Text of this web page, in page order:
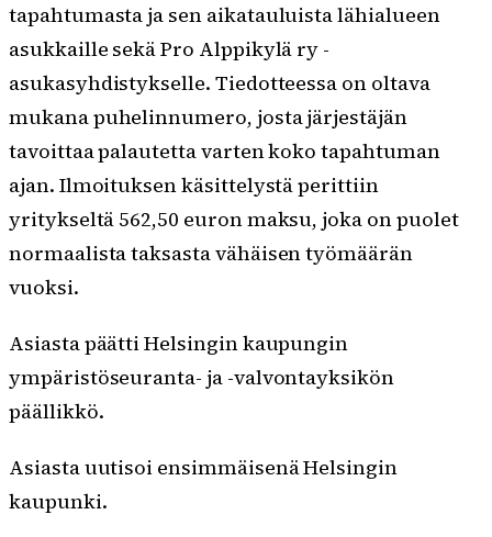
tapahtumasta ja sen aikatauluista lähialueen
asukkaille sekä Pro Alppikylä ry -
asukasyhdistykselle. Tiedotteessa on oltava
mukana puhelinnumero, josta järjestäjän
tavoittaa palautetta varten koko tapahtuman
ajan. Ilmoituksen käsittelystä perittiin
yritykseltä 562,50 euron maksu, joka on puolet
normaalista taksasta vähäisen työmäärän
vuoksi.
Asiasta päätti Helsingin kaupungin
ympäristöseuranta- ja -valvontayksikön
päällikkö.
Asiasta uutisoi ensimmäisenä Helsingin
kaupunki.